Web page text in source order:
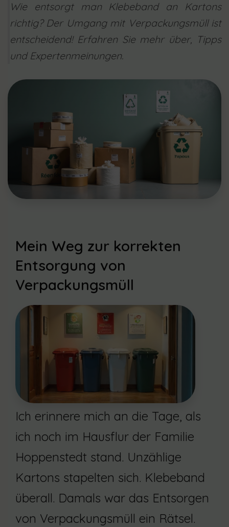
Wie entsorgt man Klebeband an Kartons
richtig? Der Umgang mit Verpackungsmüll ist
entscheidend! Erfahren Sie mehr über, Tipps
und Expertenmeinungen.
Mein Weg zur korrekten
Entsorgung von
Verpackungsmüll
Ich erinnere mich an die Tage, als
ich noch im Hausflur der Familie
Hoppenstedt stand. Unzählige
Kartons stapelten sich. Klebeband
überall. Damals war das Entsorgen
von Verpackungsmüll ein Rätsel.